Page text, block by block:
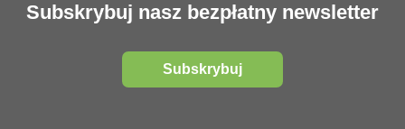
Subskrybuj nasz bezpłatny newsletter
Subskrybuj